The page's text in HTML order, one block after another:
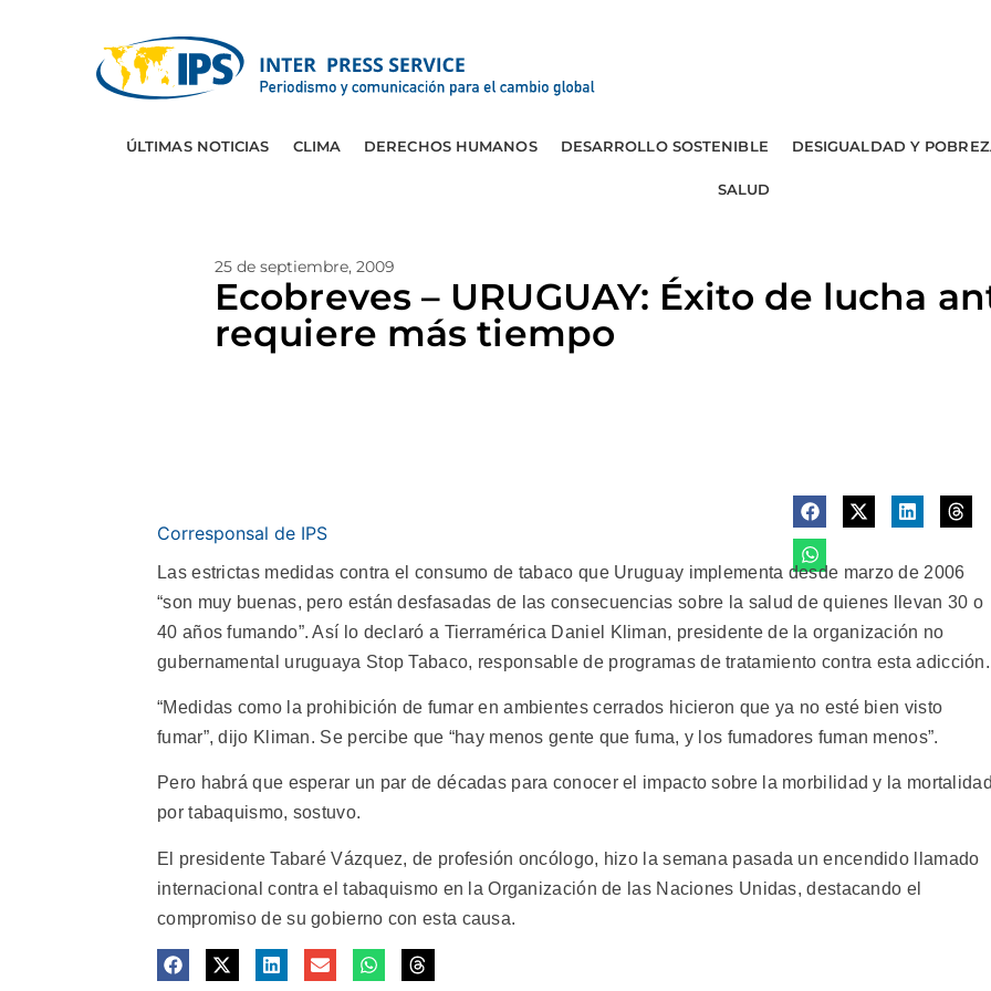
ÚLTIMAS NOTICIAS CLIMA DERECHOS HUMANOS DESARROLLO SOSTENIBLE DESIGUALDAD Y
SALUD
25 de septiembre, 2009
Ecobreves – URUGUAY: Éxito de lucha
requiere más tiempo
Corresponsal de IPS
Las estrictas medidas contra el consumo de tabaco que Uruguay implementa desde marzo de 2006
“son muy buenas, pero están desfasadas de las consecuencias sobre la salud de quienes llevan 30 o
40 años fumando”.Así lo declaró a Tierramérica Daniel Kliman, presidente de la organización no
gubernamental uruguaya Stop Tabaco, responsable de programas de tratamiento contra esta adicción.
“Medidas como la prohibición de fumar en ambientes cerrados hicieron que ya no esté bien visto
fumar”, dijo Kliman. Se percibe que “hay menos gente que fuma, y los fumadores fuman menos”.
Pero habrá que esperar un par de décadas para conocer el impacto sobre la morbilidad y la
por tabaquismo, sostuvo.
El presidente Tabaré Vázquez, de profesión oncólogo, hizo la semana pasada un encendido llamado
internacional contra el tabaquismo en la Organización de las Naciones Unidas, destacando el
compromiso de su gobierno con esta causa.